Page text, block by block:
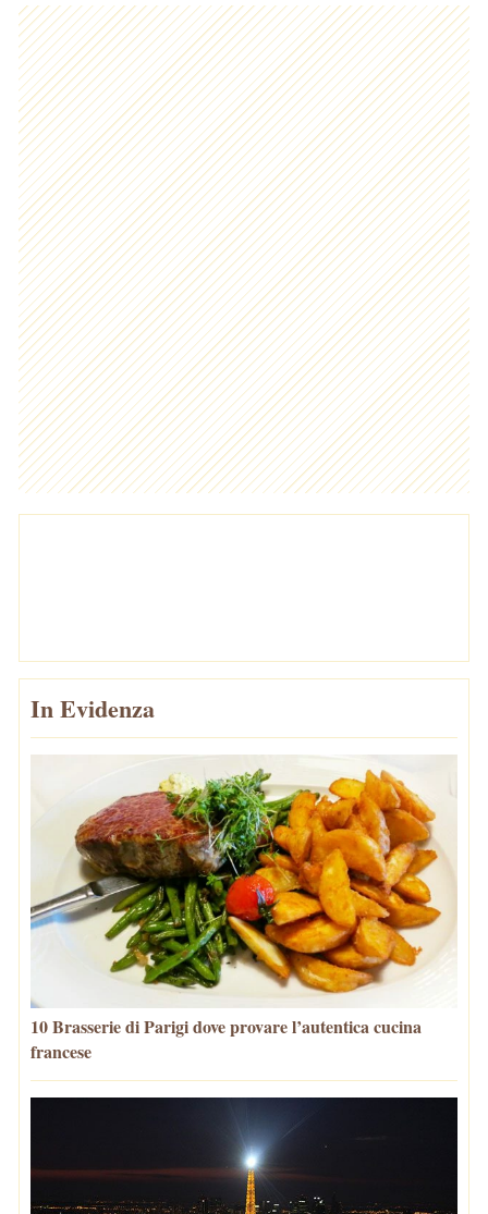
In Evidenza
10 Brasserie di Parigi dove provare l’autentica cucina
francese